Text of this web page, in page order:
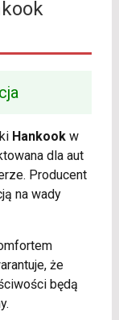
Hankookw
dla aut
Producent
na wady
że
będą